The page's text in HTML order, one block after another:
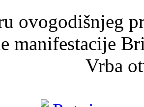
ovogodišnjeg
manifestacije
Vrba